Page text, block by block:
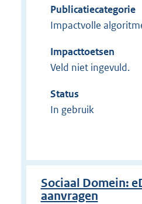
Publicatiecategorie
Impactvolle
Impacttoetsen
Veld niet ingevuld.
Status
In gebruik
Sociaal Domein:
aanvragen